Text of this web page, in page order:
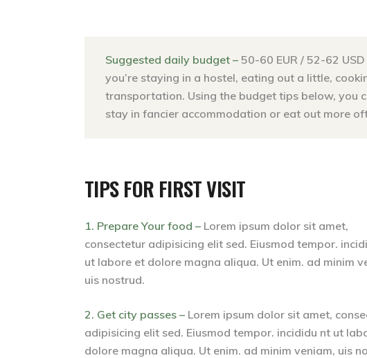
Suggested daily budget – 50-60 EUR / 52-62
you’re staying in a hostel, eating out a little,
transportation. Using the budget tips below, you
stay in fancier accommodation or eat out more
TIPS FOR FIRST VISIT
1. Prepare Your food – Lorem ipsum dolor sit amet,
consectetur adipisicing elit sed. Eiusmod tempor.
ut labore et dolore magna aliqua. Ut enim. ad minim
uis nostrud.
2. Get city passes – Lorem ipsum dolor sit amet,
adipisicing elit sed. Eiusmod tempor. incididu nt ut
dolore magna aliqua. Ut enim. ad minim veniam, uis